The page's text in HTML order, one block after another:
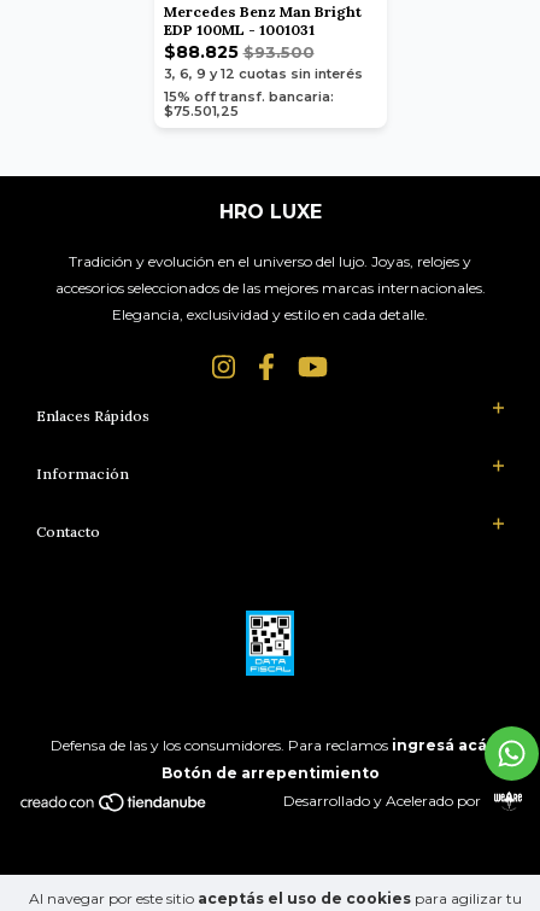
Al navegar por este sitio aceptás el uso de cookies para agilizar tu
Mercedes Benz Man Bright
EDP 100ML - 1001031
$88.825$93.500
3, 6, 9 y 12 cuotas sin interés
15% off transf. bancaria:
$75.501,25
HRO LUXE
Tradición y evolución en el universo del lujo. Joyas, relojes y
accesorios seleccionados de las mejores marcas internacionales.
Elegancia, exclusividad y estilo en cada detalle.
Enlaces Rápidos
Información
Contacto
Defensa de las y los consumidores. Para reclamos ingresá acá.
Botón de arrepentimiento
Desarrollado y Acelerado por